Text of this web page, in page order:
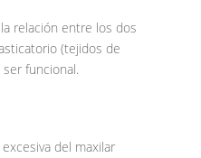
relación entre los dos
(tejidos de
funcional.
del maxilar